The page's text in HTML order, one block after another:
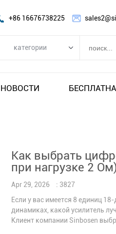
+86 16676738225
категории
FP УСИЛИТЕЛЬ
Динамик сабвуфера
Сценический монитор-динамик
Модуль усилителя
АУДИОПРОЦЕССОР
НОВОСТИ
Как выбрать
при нагрузке 2
Apr 29, 2026
: 3827
Если у вас имеется 8 единиц
динамиках, какой усилитель
Клиент компании Sinbosen